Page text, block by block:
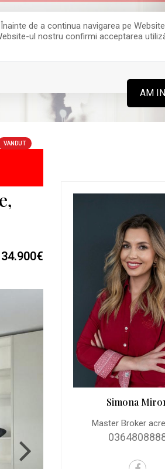
de a continua navigarea pe
ul nostru confirmi acceptarea
AM
0364 808 888
VANDUT
Simona
Master Broker